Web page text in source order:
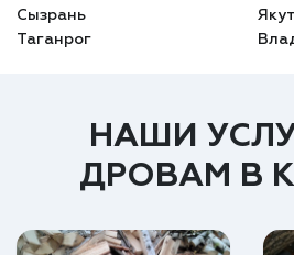
Сызрань
Таганрог
НАШИ
ДРОВАМ В